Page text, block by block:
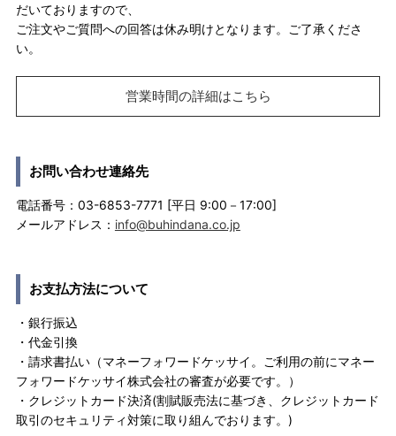
だいておりますので、
ご注文やご質問への回答は休み明けとなります。ご了承くださ
い。
営業時間の詳細はこちら
お問い合わせ連絡先
電話番号：03-6853-7771 [平日 9:00－17:00]
メールアドレス： info@buhindana.co.jp
お支払方法について
・銀行振込
・代金引換
・請求書払い（マネーフォワードケッサイ。ご利用の前にマネー
フォワードケッサイ株式会社の審査が必要です。）
・クレジットカード決済(割賦販売法に基づき、クレジットカード
取引のセキュリティ対策に取り組んでおります。)